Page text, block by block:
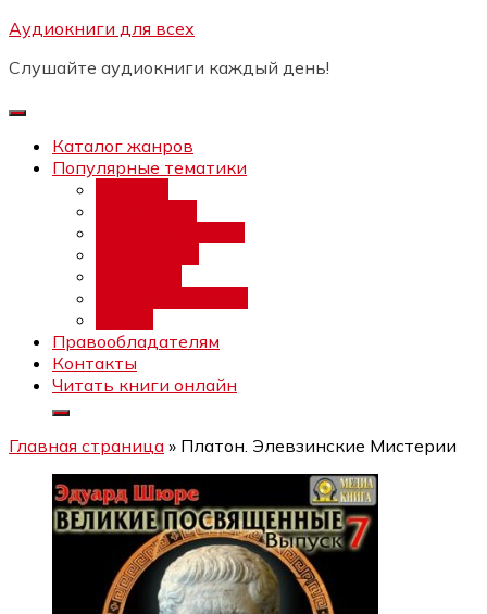
Перейти
содержимому
Аудиокниги для всех
Слушайте аудиокниги каждый день!
Каталог жанров
Популярные тематики
Правообладателям
Контакты
Читать книги онлайн
Главная страница » Платон. Элевзинские Мистерии
Бесплатный интенсив:
каналов"